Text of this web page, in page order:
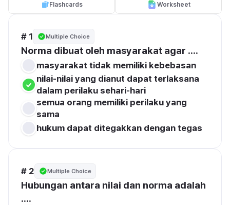
Flashcards Worksheet
# 1 Multiple Choice
Norma dibuat oleh masyarakat agar ....
masyarakat tidak memiliki kebebasan
nilai-nilai yang dianut dapat terlaksana
dalam perilaku sehari-hari
semua orang memiliki perilaku yang
sama
hukum dapat ditegakkan dengan tegas
# 2 Multiple Choice
Hubungan antara nilai dan norma adalah
....